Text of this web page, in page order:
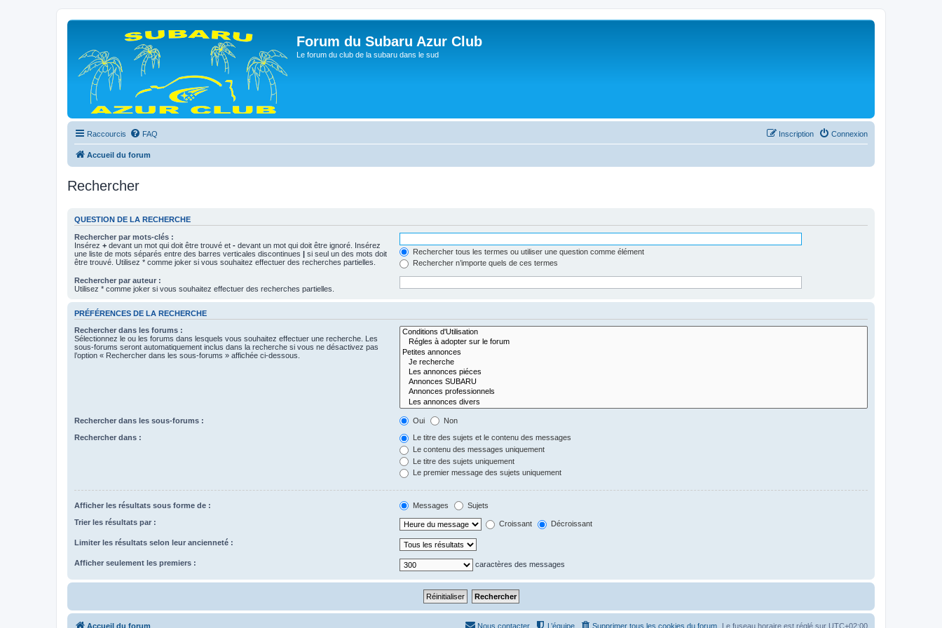
Forum du Subaru Azur Club
Le forum du club de la subaru dans le sud
Raccourcis FAQ Connexion
Inscription
Accueil du forum
Rechercher
QUESTION DE LA RECHERCHE
Rechercher par mots-clés :
Insérez + devant un mot qui doit être trouvé et - devant un mot qui doit être ignoré. Insérez
une liste de mots séparés entre des barres verticales discontinues | si seul un des mots doit
être trouvé. Utilisez * comme joker si vous souhaitez effectuer des recherches partielles.
Rechercher tous les termes ou utiliser une question comme élément
Rechercher n’importe quels de ces termes
Rechercher par auteur :
Utilisez * comme joker si vous souhaitez effectuer des recherches partielles.
PRÉFÉRENCES DE LA RECHERCHE
Rechercher dans les forums :
Sélectionnez le ou les forums dans lesquels vous souhaitez effectuer une recherche. Les
sous-forums seront automatiquement inclus dans la recherche si vous ne désactivez pas
l’option « Rechercher dans les sous-forums » affichée ci-dessous.
Rechercher dans les sous-forums : Oui Non
Rechercher dans :
Le titre des sujets et le contenu des messages
Le contenu des messages uniquement
Le titre des sujets uniquement
Le premier message des sujets uniquement
Afficher les résultats sous forme de : Messages Sujets
Trier les résultats par : Croissant Décroissant
Limiter les résultats selon leur ancienneté :
Afficher seulement les premiers : caractères des messages
Accueil du forum Le fuseau horaire est réglé sur UTC+02:00
Supprimer tous les cookies du forum
L’équipe
Nous contacter